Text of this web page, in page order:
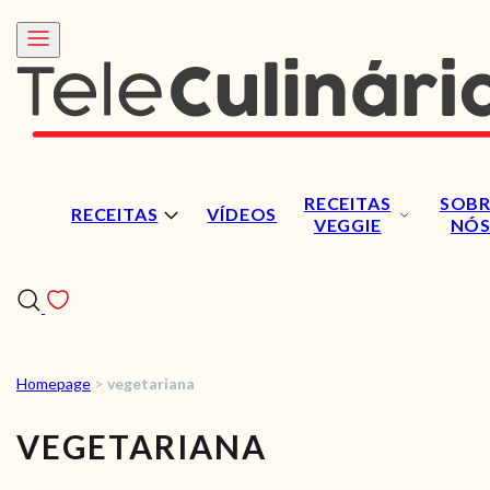
RECEITAS VÍDEOS
RECEITAS
VEGGIE
NÓS
VÍDEOS
Homepage > vegetariana
VEGETARIANA